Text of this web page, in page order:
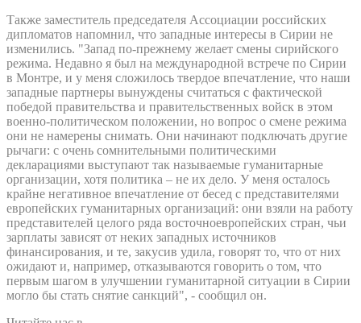
Также заместитель председателя Ассоциации российских
дипломатов напомнил, что западные интересы в Сирии не
изменились. "Запад по-прежнему желает смены сирийского
режима. Недавно я был на международной встрече по Сирии
в Монтре, и у меня сложилось твердое впечатление, что наши
западные партнеры вынуждены считаться с фактической
победой правительства и правительственных войск в этом
военно-политическом положении, но вопрос о смене режима
они не намерены снимать. Они начинают подключать другие
рычаги: с очень сомнительными политическими
декларациями выступают так называемые гуманитарные
организации, хотя политика – не их дело. У меня осталось
крайне негативное впечатление от бесед с представителями
европейских гуманитарных организаций: они взяли на работу
представителей целого ряда восточноевропейских стран, чьи
зарплаты зависят от неких западных источников
финансирования, и те, закусив удила, говорят то, что от них
ожидают и, например, отказываются говорить о том, что
первым шагом в улучшении гуманитарной ситуации в Сирии
могло бы стать снятие санкций", - сообщил он.